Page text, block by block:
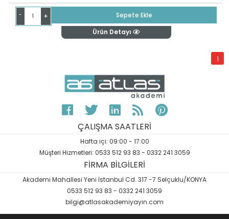
- +
Sepete Ekle
Ürün Detayı
1
ÇALIŞMA SAATLERİ
Hafta içi: 09:00 - 17:00
Müşteri Hizmetleri: 0533 512 93 83 - 0332 241 3059
FİRMA BİLGİLERİ
Akademi Mahallesi Yeni İstanbul Cd. 317 -7 Selçuklu/KONYA
0533 512 93 83 - 0332 241 3059
bilgi@atlasakademiyayin.com